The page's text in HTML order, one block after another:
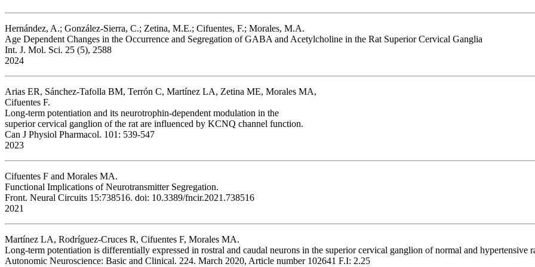
Hernández, A.; González-Sierra, C.; Zetina, M.E.; Cifuentes, F.; Morales, M.A.
Age Dependent Changes in the Occurrence and Segregation of GABA and Acetylcholine in the Rat Superior Cervical Ganglia
Int. J. Mol. Sci. 25 (5), 2588
2024
Arias ER, Sánchez-Tafolla BM, Terrón C, Martínez LA, Zetina ME, Morales MA,
Cifuentes F.
Long-term potentiation and its neurotrophin-dependent modulation in the
superior cervical ganglion of the rat are influenced by KCNQ channel function.
Can J Physiol Pharmacol. 101: 539-547
2023
Cifuentes F and Morales MA.
Functional Implications of Neurotransmitter Segregation.
Front. Neural Circuits 15:738516. doi: 10.3389/fncir.2021.738516
2021
Martínez LA, Rodríguez-Cruces R, Cifuentes F, Morales MA.
Long-term potentiation is differentially expressed in rostral and caudal neurons in the superior cervical ganglion of normal and hypertensive
Autonomic Neuroscience: Basic and Clinical. 224. March 2020, Article number 102641 F.I: 2.25